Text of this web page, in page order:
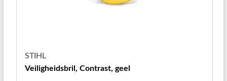
STIHL
Veiligheidsbril, Contrast, geel